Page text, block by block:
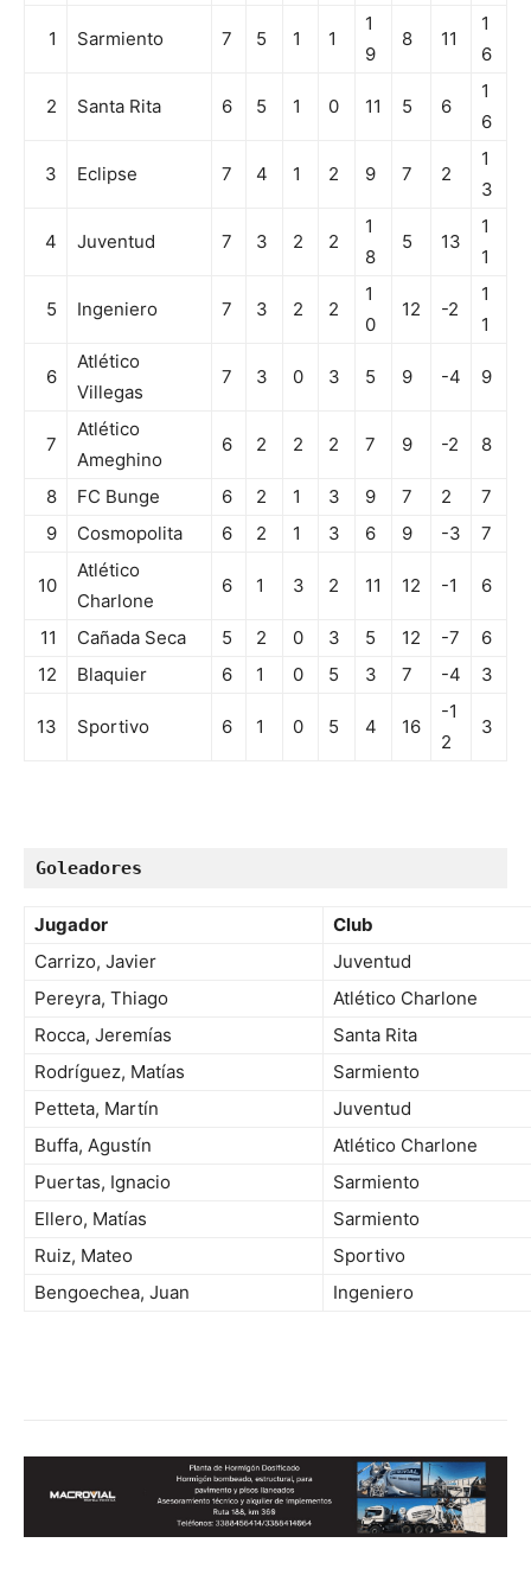
1 Sarmiento 7 5 1 1
1
9
8 11
1
6
2 Santa Rita 6 5 1 0 11 5 6
1
6
3 Eclipse 7 4 1 2 9 7 2
1
3
4 Juventud 7 3 2 2
1
8
5 13
1
1
5 Ingeniero 7 3 2 2
1
0
12 -2
1
1
6
Atlético
Villegas
7 3 0 3 5 9 -4 9
7
Atlético
Ameghino
6 2 2 2 7 9 -2 8
8 FC Bunge 6 2 1 3 9 7 2
7
9
Cosmopolita 6 2 1 3 6 9 -3 7
10
Atlético
Charlone
6 1 3 2 11 12 -1 6
11 Cañada Seca 5 2 0 3 5 12 -7
6
12
Blaquier 6 1 0 5 3 7 -4 3
13 Sportivo 6 1 0 5 4 16
-1
2
3
Goleadores
Jugador
Club
Carrizo, Javier
Juventud
Pereyra, Thiago
Atlético Charlone
Rocca, Jeremías
Santa Rita
Rodríguez, Matías
Sarmiento
Petteta, Martín
Juventud
Buffa, Agustín
Atlético Charlone
Puertas, Ignacio
Sarmiento
Ellero, Matías
Sarmiento
Ruiz, Mateo
Sportivo
Bengoechea, Juan
Ingeniero